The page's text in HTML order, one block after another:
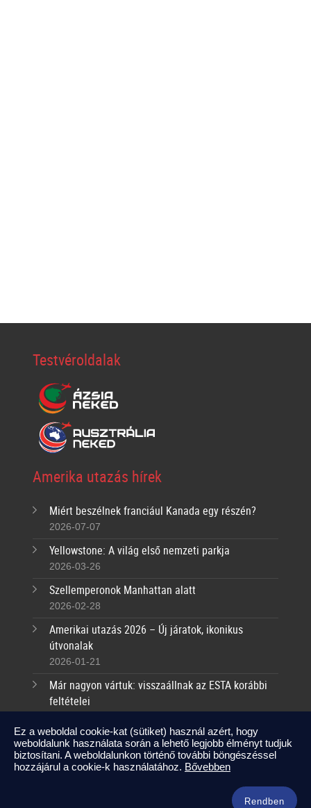
Testvéroldalak
Amerika utazás hírek
Miért beszélnek franciául Kanada egy részén?
2026-07-07
Yellowstone: A világ első nemzeti parkja
2026-03-26
Szellemperonok Manhattan alatt
2026-02-28
Amerikai utazás 2026 – Új járatok, ikonikus
útvonalak
2026-01-21
Már nagyon vártuk: visszaállnak az ESTA korábbi
feltételei
Kapcsolat
Ez a weboldal cookie-kat (sütiket) használ azért, hogy
weboldalunk használata során a lehető legjobb élményt tudjuk
biztosítani. A weboldalunkon történő további böngészéssel
hozzájárul a cookie-k használatához. Bővebben
Rendben